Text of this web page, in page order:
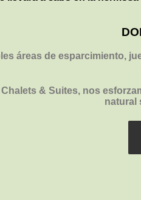
áreas de esparcimiento,
Chalets & Suites, nos
natural